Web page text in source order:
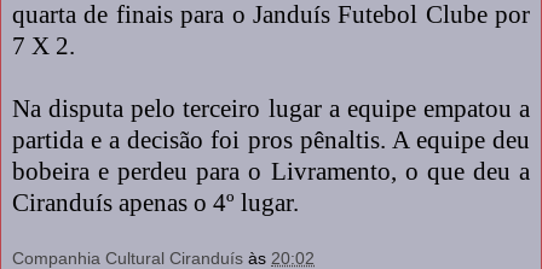
quarta de finais para o Janduís Futebol Clube por
7 X 2.
Na disputa pelo terceiro lugar a equipe empatou a
partida e a decisão foi pros pênaltis. A equipe deu
bobeira e perdeu para o Livramento, o que deu a
Ciranduís apenas o 4º lugar.
Companhia Cultural Ciranduís às 20:02